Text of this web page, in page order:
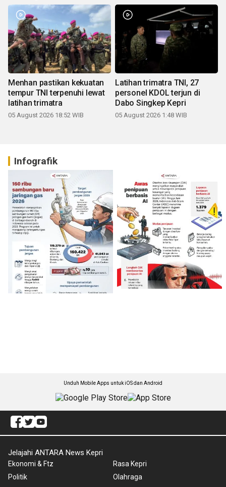
Menhan pastikan kekuatan
tempur TNI terpenuhi lewat
latihan trimatra
05 August 2026 18:52 WIB
Latihan trimatra TNI, 27
personel KDOL terjun di
Dabo Singkep Kepri
05 August 2026 1:48 WIB
Infografik
Unduh Mobile Apps untuk iOS dan Android
Jelajahi ANTARA News Kepri
Ekonomi & Ftz
Politik
Rasa Kepri
Olahraga